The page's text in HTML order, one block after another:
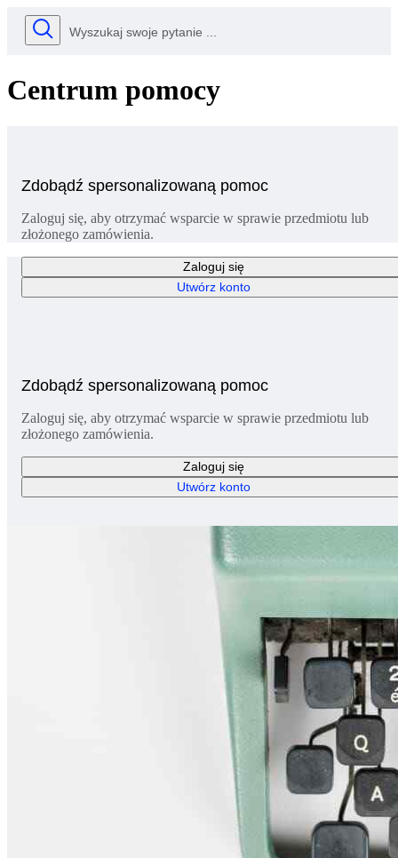
Centrum pomocy
Zdobądź spersonalizowaną pomoc
Zaloguj się, aby otrzymać wsparcie w sprawie przedmiotu lub
złożonego zamówienia.
Zaloguj się
Utwórz konto
Zdobądź spersonalizowaną pomoc
Zaloguj się, aby otrzymać wsparcie w sprawie przedmiotu lub
złożonego zamówienia.
Zaloguj się
Utwórz konto